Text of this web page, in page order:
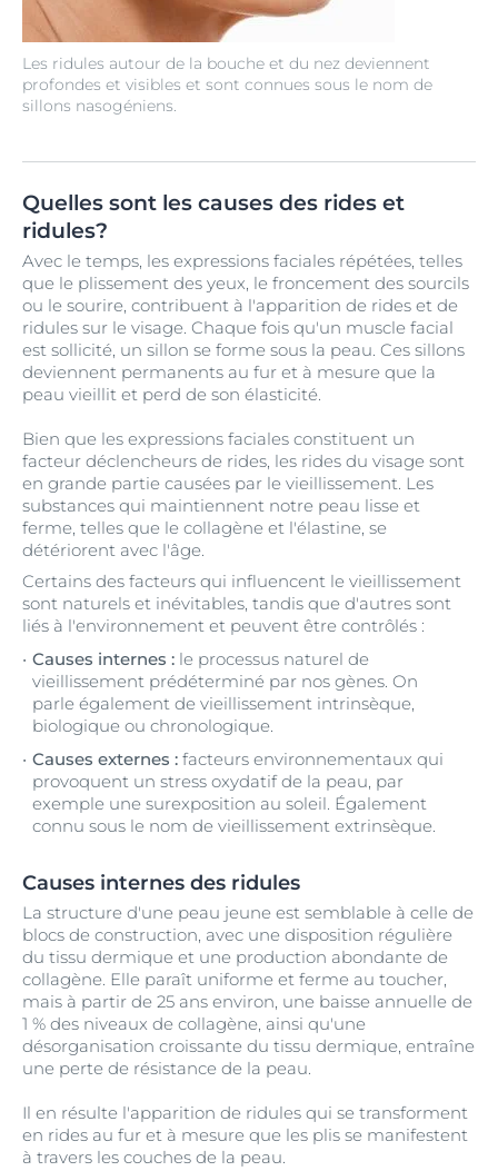
Les ridules autour de la bouche et du nez deviennent
profondes et visibles et sont connues sous le nom de
sillons nasogéniens.
Quelles sont les causes des rides et
ridules?
Avec le temps, les expressions faciales répétées, telles
que le plissement des yeux, le froncement des sourcils
ou le sourire, contribuent à l'apparition de rides et de
ridules sur le visage. Chaque fois qu'un muscle facial
est sollicité, un sillon se forme sous la peau. Ces sillons
deviennent permanents au fur et à mesure que la
peau vieillit et perd de son élasticité.
Bien que les expressions faciales constituent un
facteur déclencheurs de rides, les rides du visage sont
en grande partie causées par le vieillissement. Les
substances qui maintiennent notre peau lisse et
ferme, telles que le collagène et l'élastine, se
détériorent avec l'âge.
Certains des facteurs qui influencent le vieillissement
sont naturels et inévitables, tandis que d'autres sont
liés à l'environnement et peuvent être contrôlés :
Causes internes : le processus naturel de
vieillissement prédéterminé par nos gènes. On
parle également de vieillissement intrinsèque,
biologique ou chronologique.
Causes externes : facteurs environnementaux qui
provoquent un stress oxydatif de la peau, par
exemple une surexposition au soleil. Également
connu sous le nom de vieillissement extrinsèque.
Causes internes des ridules
La structure d'une peau jeune est semblable à celle de
blocs de construction, avec une disposition régulière
du tissu dermique et une production abondante de
collagène. Elle paraît uniforme et ferme au toucher,
mais à partir de 25 ans environ, une baisse annuelle de
1 % des niveaux de collagène, ainsi qu'une
désorganisation croissante du tissu dermique, entraîne
une perte de résistance de la peau.
Il en résulte l'apparition de ridules qui se transforment
en rides au fur et à mesure que les plis se manifestent
à travers les couches de la peau.